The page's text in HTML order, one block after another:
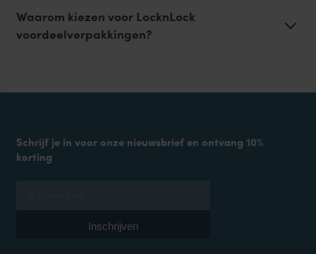
Waarom kiezen voor LocknLock
voordeelverpakkingen?
Schrijf je in voor onze nieuwsbrief en ontvang 10%
korting